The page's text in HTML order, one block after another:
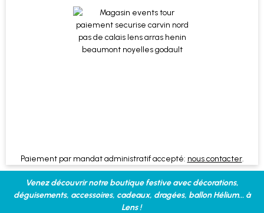
Paiement par mandat administratif accepté: nous contacter.
Venez découvrir notre boutique festive avec décorations,
déguisements, accessoires, cadeaux, dragées, ballon Hélium... à
Lens !